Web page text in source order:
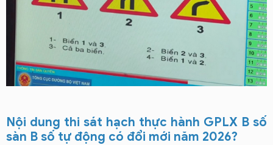
Nội dung thi sát hạch thực hành GPLX B số
sàn B số tự động có đổi mới năm 2026?